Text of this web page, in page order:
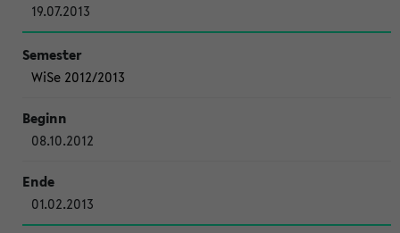
19.07.2013
WiSe 2012/2013
08.10.2012
01.02.2013